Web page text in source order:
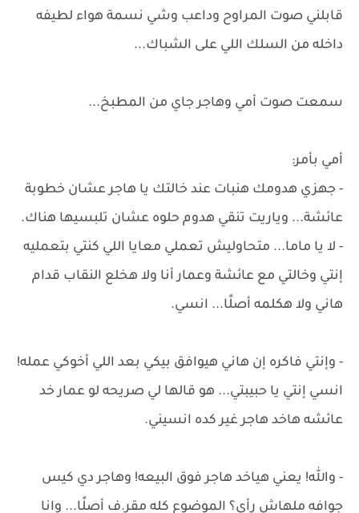
قابلني صوت المراوح وداعب وشي نسمة هواء لطيفه
داخله من السلك اللي على الشباك...
سمعت صوت أمي وهاجر جاي من المطبخ...
أمي بأمر:
- جهزي هدومك هنبات عند خالتك يا هاجر عشان خطوبة
عائشة... وياريت تنقي هدوم حلوه عشان تلبسيها هناك.
- لا يا ماما... متحاوليش تعملي معايا اللي كنتي بتعمليه
إنتي وخالتي مع عائشة وعمار أنا ولا هخلع النقاب قدام
هاني ولا هكلمه أصلًا... انسي.
- وإنتي فاكره إن هاني هيوافق بيكي بعد اللي أخوكي عمله!
انسي إنتي يا حبيبتي... هو قالها لي صريحه لو عمار خد
عائشه هاخد هاجر غير كده انسيني.
- والله! يعني هياخد هاجر فوق البيعه! وهاجر دي كيس
جوافه ملهاش رأي؟ الموضوع كله مقر.ف أصلًا... وانا